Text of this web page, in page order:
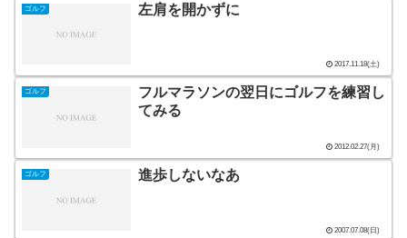
ゴルフ 左肩を開かずに
2017.11.18(土)
ゴルフ
フルマラソンの翌日にゴルフを練習し
てみる
2012.02.27(月)
ゴルフ 進歩しないなあ
2007.07.08(日)